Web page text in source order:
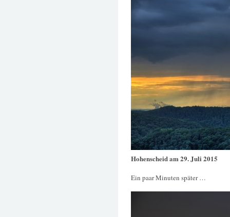
Hohenscheid am 29. Juli 2015
Ein paar Minuten später …